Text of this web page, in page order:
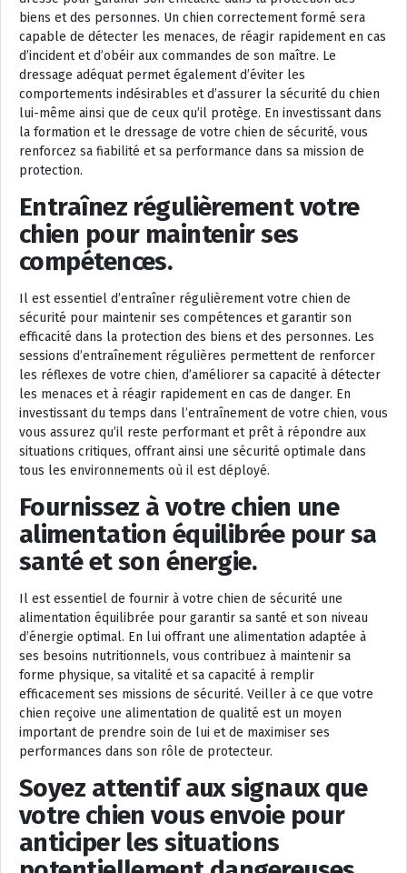
biens et des personnes. Un chien correctement formé sera
capable de détecter les menaces, de réagir rapidement en cas
d’incident et d’obéir aux commandes de son maître. Le
dressage adéquat permet également d’éviter les
comportements indésirables et d’assurer la sécurité du chien
lui-même ainsi que de ceux qu’il protège. En investissant dans
la formation et le dressage de votre chien de sécurité, vous
renforcez sa fiabilité et sa performance dans sa mission de
protection.
Entraînez régulièrement votre
chien pour maintenir ses
compétences.
Il est essentiel d’entraîner régulièrement votre chien de
sécurité pour maintenir ses compétences et garantir son
efficacité dans la protection des biens et des personnes. Les
sessions d’entraînement régulières permettent de renforcer
les réflexes de votre chien, d’améliorer sa capacité à détecter
les menaces et à réagir rapidement en cas de danger. En
investissant du temps dans l’entraînement de votre chien, vous
vous assurez qu’il reste performant et prêt à répondre aux
situations critiques, offrant ainsi une sécurité optimale dans
tous les environnements où il est déployé.
Fournissez à votre chien une
alimentation équilibrée pour sa
santé et son énergie.
Il est essentiel de fournir à votre chien de sécurité une
alimentation équilibrée pour garantir sa santé et son niveau
d’énergie optimal. En lui offrant une alimentation adaptée à
ses besoins nutritionnels, vous contribuez à maintenir sa
forme physique, sa vitalité et sa capacité à remplir
efficacement ses missions de sécurité. Veiller à ce que votre
chien reçoive une alimentation de qualité est un moyen
important de prendre soin de lui et de maximiser ses
performances dans son rôle de protecteur.
Soyez attentif aux signaux que
votre chien vous envoie pour
anticiper les situations